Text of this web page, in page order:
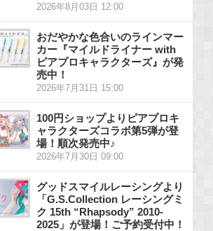
2026年8月03日 12:00
おだやかな色合いのラインマー
カー『マイルドライナー with
ピアプロキャラクターズ』が発
売中！
2026年7月31日 15:00
100円ショップよりピアプロキ
ャラクターズコラボ第5弾が登
場！順次発売中♪
2026年7月30日 09:00
グッドスマイルレーシングより
「G.S.Collection レーシングミ
ク 15th “Rhapsody” 2010-
2025」が登場！ご予約受付中！